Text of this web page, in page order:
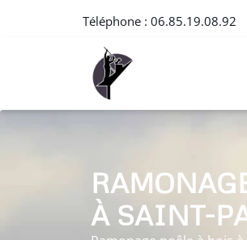
Téléphone : 06.85.19.08.92
À SAINT-